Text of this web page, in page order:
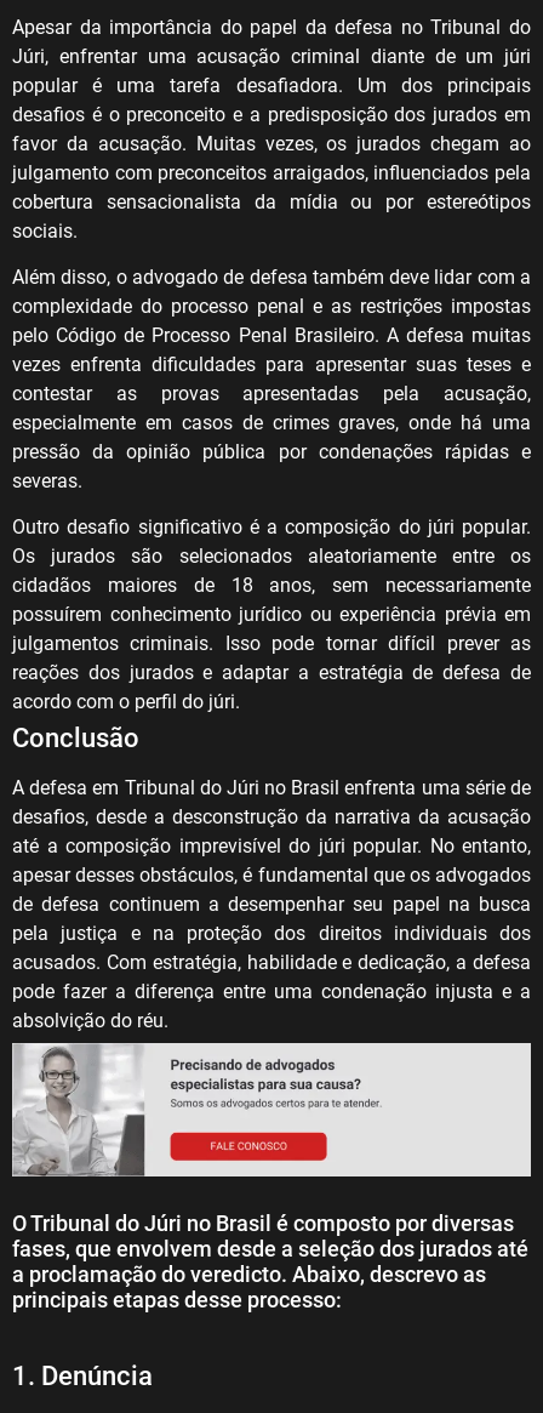
Apesar da importância do papel da defesa no Tribunal do
Júri, enfrentar uma acusação criminal diante de um júri
popular é uma tarefa desafiadora. Um dos principais
desafios é o preconceito e a predisposição dos jurados em
favor da acusação. Muitas vezes, os jurados chegam ao
julgamento com preconceitos arraigados, influenciados pela
cobertura sensacionalista da mídia ou por estereótipos
sociais.
Além disso, o advogado de defesa também deve lidar com a
complexidade do processo penal e as restrições impostas
pelo Código de Processo Penal Brasileiro. A defesa muitas
vezes enfrenta dificuldades para apresentar suas teses e
contestar as provas apresentadas pela acusação,
especialmente em casos de crimes graves, onde há uma
pressão da opinião pública por condenações rápidas e
severas.
Outro desafio significativo é a composição do júri popular.
Os jurados são selecionados aleatoriamente entre os
cidadãos maiores de 18 anos, sem necessariamente
possuírem conhecimento jurídico ou experiência prévia em
julgamentos criminais. Isso pode tornar difícil prever as
reações dos jurados e adaptar a estratégia de defesa de
acordo com o perfil do júri.
Conclusão
A defesa em Tribunal do Júri no Brasil enfrenta uma série de
desafios, desde a desconstrução da narrativa da acusação
até a composição imprevisível do júri popular. No entanto,
apesar desses obstáculos, é fundamental que os advogados
de defesa continuem a desempenhar seu papel na busca
pela justiça e na proteção dos direitos individuais dos
acusados. Com estratégia, habilidade e dedicação, a defesa
pode fazer a diferença entre uma condenação injusta e a
absolvição do réu.
O Tribunal do Júri no Brasil é composto por diversas
fases, que envolvem desde a seleção dos jurados até
a proclamação do veredicto. Abaixo, descrevo as
principais etapas desse processo:
1. Denúncia